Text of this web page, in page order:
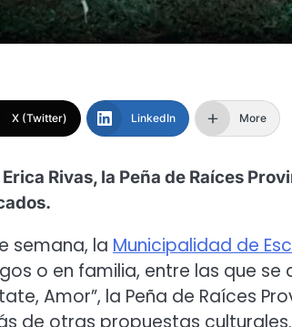
X (Twitter) LinkedIn More
Rivas, la Peña de Raíces
semana, la Municipalidad de
o en familia, entre las que
Amor”, la Peña de Raíces
de otras propuestas culturales.